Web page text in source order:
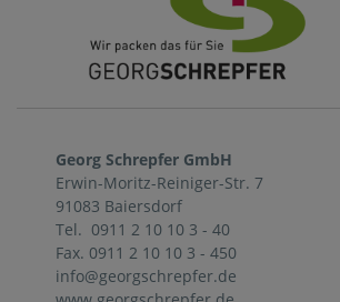
Georg Schrepfer GmbH
Erwin-Moritz-Reiniger-Str. 7
91083 Baiersdorf
Tel. 0911 2 10 10 3 - 40
Fax. 0911 2 10 10 3 - 450
info@georgschrepfer.de